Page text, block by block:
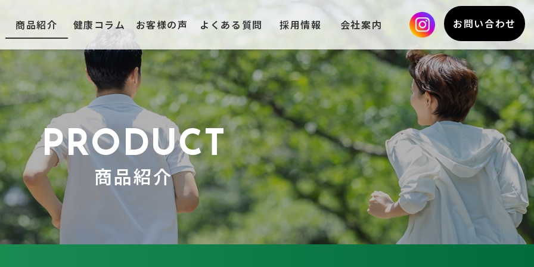
商品紹介 健康コラム お客様の声 よくある質問 採用情報 会社案内 お問い合わせ
商品紹介